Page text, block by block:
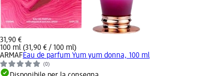
31,90 €
100 ml (31,90 € / 100 ml)
ARMAFEau de parfum Yum yum donna, 100 ml
(0)